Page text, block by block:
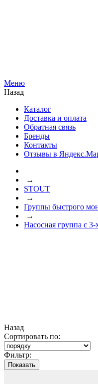
Меню
Назад
Каталог
Доставка и оплата
Обратная связь
Бренды
Контакты
Отзывы в
→
STOUT
→
Группы быстрого
→
Насосная группа с
Назад
Сортировать по:
Фильтр:
Показать